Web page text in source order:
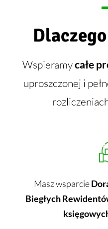
Wspieramycałe
uproszczonej i
Masz wsparcie
Biegłych